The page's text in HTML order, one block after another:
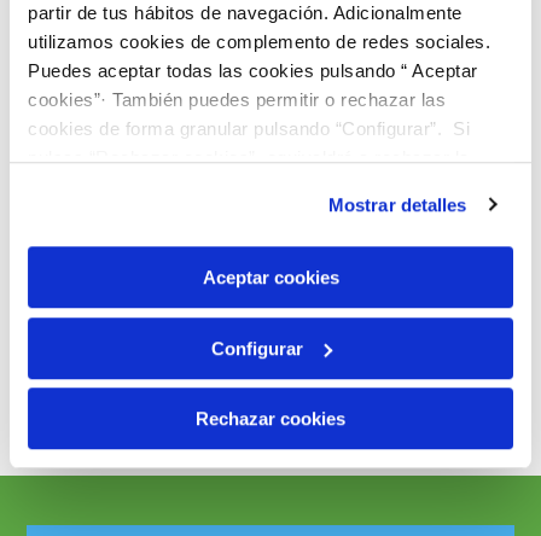
partir de tus hábitos de navegación. Adicionalmente
utilizamos cookies de complemento de redes sociales.
Puedes aceptar todas las cookies pulsando “ Aceptar
cookies”· También puedes permitir o rechazar las
cookies de forma granular pulsando “Configurar”. Si
pulsas “Rechazar cookies”, equivaldrá a rechazar la
son indispensables para que el sitio web funcione y que
por tanto no se pueden desactivar. Puedes consultar
más información en nuestraPolítica de Cookies
Mostrar detalles
Aceptar cookies
Configurar
Rechazar cookies
Enviar
España y podrían variar en función del país de destino